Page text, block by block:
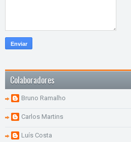
Colaboradores
Bruno Ramalho
Carlos Martins
Luís Costa